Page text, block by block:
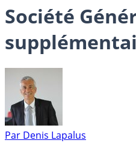
Société
Par Denis Lapalus